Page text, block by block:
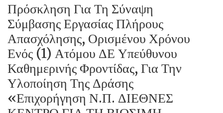
Πρόσκληση Για Τη Σύναψη
Σύμβασης Εργασίας Πλήρους
Απασχόλησης, Ορισμένου Χρόνου
Ενός (1) Ατόμου ΔΕ Υπεύθυνου
Καθημερινής Φροντίδας, Για Την
Υλοποίηση Της Δράσης
«Επιχορήγηση Ν.Π. ΔΙΕΘΝΕΣ